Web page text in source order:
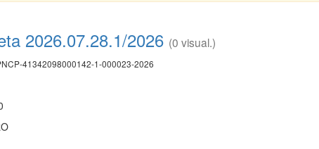
2026.07.28.1/2026 (0 visual.)
41342098000142-1-000023-2026